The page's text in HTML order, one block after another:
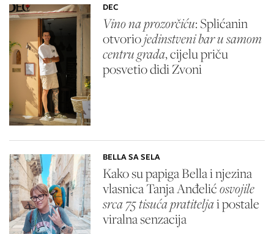
DEC
Vino na prozorčiću: Splićanin
otvoriojedinstveni bar u samom
centru grada, cijelu priču
posvetio didi Zvoni
BELLA SA SELA
Kako su papiga Bella i njezina
vlasnica Tanja Anđelićosvojile
srca 75 tisuća pratiteljai postale
viralna senzacija